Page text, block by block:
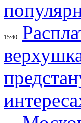
15:40